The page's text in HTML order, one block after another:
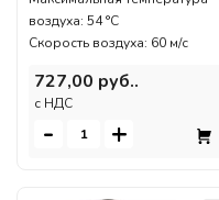
воздуха: 54 °C
Скорость воздуха: 60 м/с
727,00 руб..
c НДС
- +